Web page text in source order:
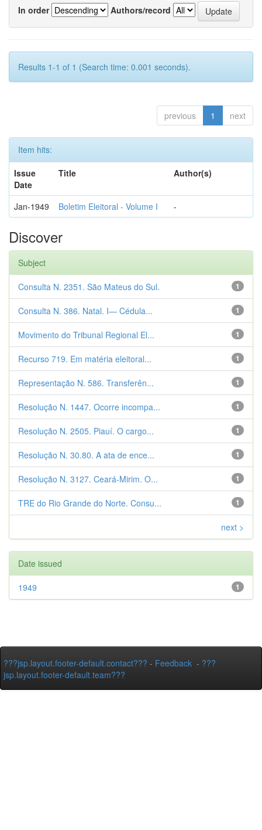
In order
Authors/record
Results 1-1 of 1 (Search time: 0.001 seconds).
previous 1 next
Item hits:
Issue
Date
Title Author(s)
Jan-1949 Boletim Eleitoral - Volume I -
Discover
Subject
1
Consulta N. 2351. São Mateus do Sul.
1
Consulta N. 386. Natal. I— Cédula...
1
Movimento do Tribunal Regional El...
1
Recurso 719. Em matéria eleitoral...
1
Representação N. 586. Transferên...
1
Resolução N. 1447. Ocorre incompa...
1
Resolução N. 2505. Piauí. O cargo...
1
Resolução N. 30.80. A ata de ence...
1
Resolução N. 3127. Ceará-Mirim. O...
1
TRE do Rio Grande do Norte. Consu...
next >
Date issued
1
1949
???jsp.layout.footer-default.contact??? - Feedback - ???
jsp.layout.footer-default.team???